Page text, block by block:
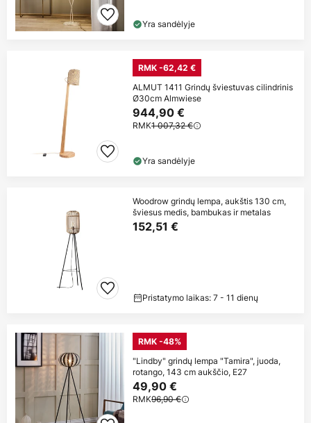
Yra sandėlyje
RMK -62,42 €
ALMUT 1411 Grindų šviestuvas cilindrinis
Ø30cm Almwiese
944,90 €
RMK1 007,32 €
Yra sandėlyje
Woodrow grindų lempa, aukštis 130 cm,
šviesus medis, bambukas ir metalas
152,51 €
Pristatymo laikas: 7 - 11 dienų
RMK -48%
"Lindby" grindų lempa "Tamira", juoda,
rotango, 143 cm aukščio, E27
49,90 €
RMK96,90 €